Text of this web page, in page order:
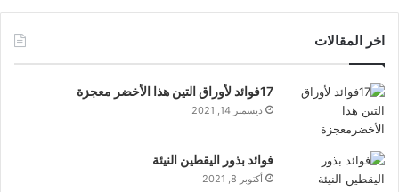
اخر المقالات
17فوائد لأوراق التين هذا الأخضر معجزة
ديسمبر 14, 2021
فوائد بذور اليقطين النيئة
أكتوبر 8, 2021